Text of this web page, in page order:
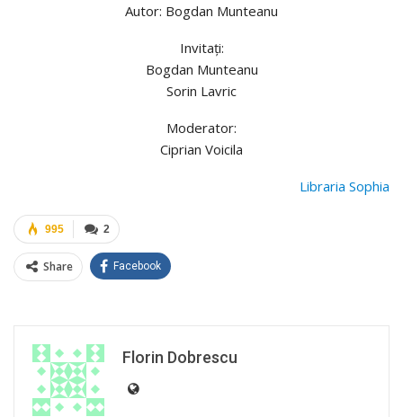
Autor: Bogdan Munteanu
Invitaţi:
Bogdan Munteanu
Sorin Lavric
Moderator:
Ciprian Voicila
Libraria Sophia
2
995
Share Facebook
Florin Dobrescu